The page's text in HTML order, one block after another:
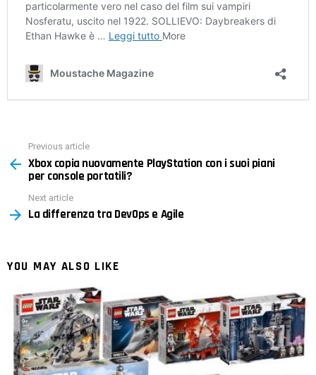
more
Previous article
Xbox copia nuovamente PlayStation con i suoi piani
per console portatili?
Next article
La differenza tra DevOps e Agile
YOU MAY ALSO LIKE